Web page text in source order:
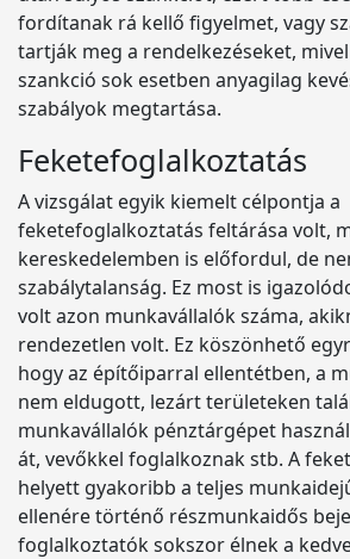
fordítanak rá kellő figyelmet, vagy
tartják meg a rendelkezéseket,
szankció sok esetben anyagilag
szabályok megtartása.
Feketefoglalkoztatás
A vizsgálat egyik kiemelt célpontja a
feketefoglalkoztatás feltárása volt,
kereskedelemben is előfordul, de
szabálytalanság. Ez most is
volt azon munkavállalók száma,
rendezetlen volt. Ez köszönhető
hogy az építőiparral ellentétben, a
nem eldugott, lezárt területeken
munkavállalók pénztárgépet
át, vevőkkel foglalkoznak stb. A
helyett gyakoribb a teljes
ellenére történő részmunkaidős
foglalkoztatók sokszor élnek a